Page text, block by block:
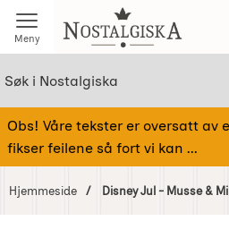
Meny Startsiden for
Obs! Våre tekster er oversatt av
fikser feilene så fort vi kan ...
Hjemmeside Disney Jul - Musse &